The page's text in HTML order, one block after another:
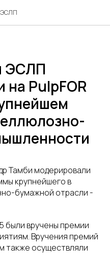
ЭСЛП
ЭСЛП
на PulpFOR
Тамби модерировали
крупнейшего в
бумажной отрасли -
были вручены премии
Вручения премий
также осуществляли